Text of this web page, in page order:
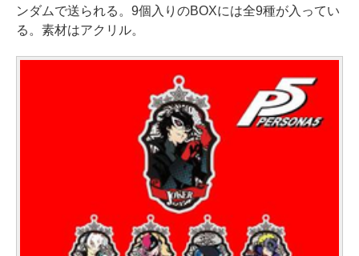
ンダムで送られる。9個入りのBOXには全9種が入ってい
る。素材はアクリル。